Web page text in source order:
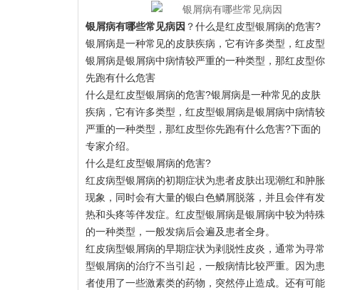
银屑病有哪些常见病因 ？什么是红皮型银屑病的危害?
银屑病是一种常见的皮肤疾病，它有许多类型，红皮型
银屑病是银屑病中病情较严重的一种类型，那红皮型你
先跑有什么危害
什么是红皮型银屑病的危害?银屑病是一种常见的皮肤
疾病，它有许多类型，红皮型银屑病是银屑病中病情较
严重的一种类型，那红皮型你先跑有什么危害?下面的
专家介绍。
什么是红皮型银屑病的危害?
红皮病型银屑病的初期症状为患者皮肤出现潮红和肿胀
现象，同时会有大量的银白色鳞屑脱落，并且会伴有发
热和头疼等伴发症。红皮型银屑病是银屑病中较为特殊
的一种类型，一般发病后会遍及患者全身。
红皮病型银屑病的早期症状为剥脱性皮炎，通常为寻常
型银屑病的治疗不当引起，一般病情比较严重。因为患
者使用了一些激素类的药物，突然停止造成。还有可能